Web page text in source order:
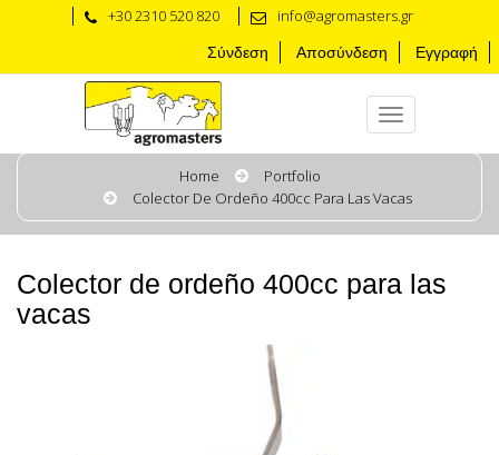
+30 2310 520 820 info@agromasters.gr
Σύνδεση Αποσύνδεση Εγγραφή
Home
Portfolio
Colector De Ordeño 400cc Para Las Vacas
Colector de ordeño 400cc para las
vacas